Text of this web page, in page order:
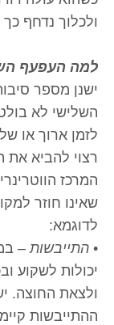
ולכלוך נדחף
למה העפעף
ישנן מספר
השלישי לא
לזמן ארוך או
רצוי להביא
המרכז
שאינו חוזר
לדוגמא:
• התייבשות –
יכולות לשקוע
ולצאת החוצה.
ההתייבשות